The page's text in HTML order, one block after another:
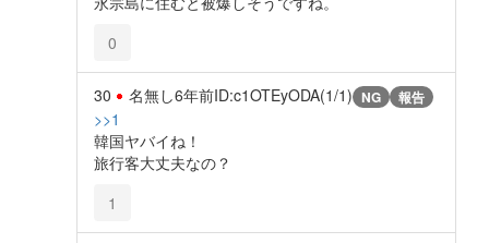
0
30 名無し6年前ID:c1OTEyODA(1/1) NG 報告
>>1
韓国ヤバイね！
旅行客大丈夫なの？
1